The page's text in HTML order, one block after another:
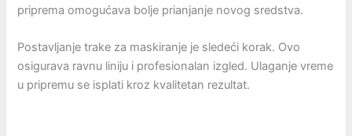
priprema omogućava bolje prianjanje novog sredstva.
Postavljanje trake za maskiranje je sledeći korak. Ovo
osigurava ravnu liniju i profesionalan izgled. Ulaganje vreme
u pripremu se isplati kroz kvalitetan rezultat.